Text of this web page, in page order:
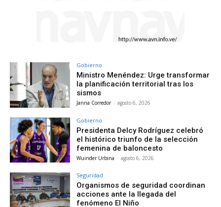
Gobierno
Ministro Menéndez: Urge transformar
la planificación territorial tras los
sismos
Janna Corredor - agosto 6, 2026
Gobierno
Presidenta Delcy Rodríguez celebró
el histórico triunfo de la selección
femenina de baloncesto
Wuinder Urbina - agosto 6, 2026
Seguridad
Organismos de seguridad coordinan
acciones ante la llegada del
fenómeno El Niño